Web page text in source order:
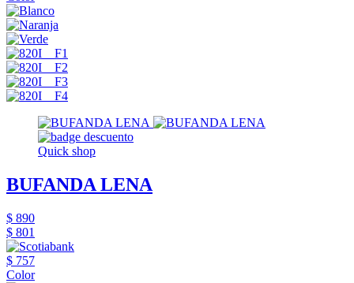
Quick shop
BUFANDA LENA
$ 890
$ 801
$ 757
Color